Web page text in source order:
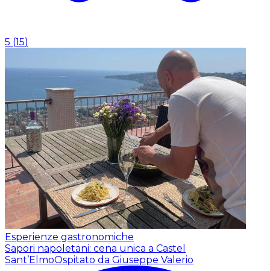
5 (15)
Esperienze gastronomiche
Sapori napoletani: cena unica a Castel
Sant’ElmoOspitato da Giuseppe Valerio